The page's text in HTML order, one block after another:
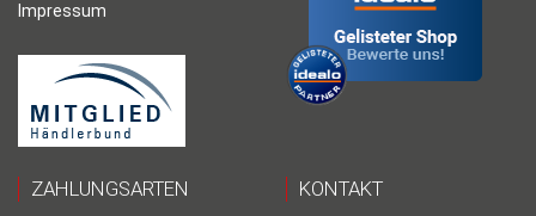
Impressum
ZAHLUNGSARTEN KONTAKT